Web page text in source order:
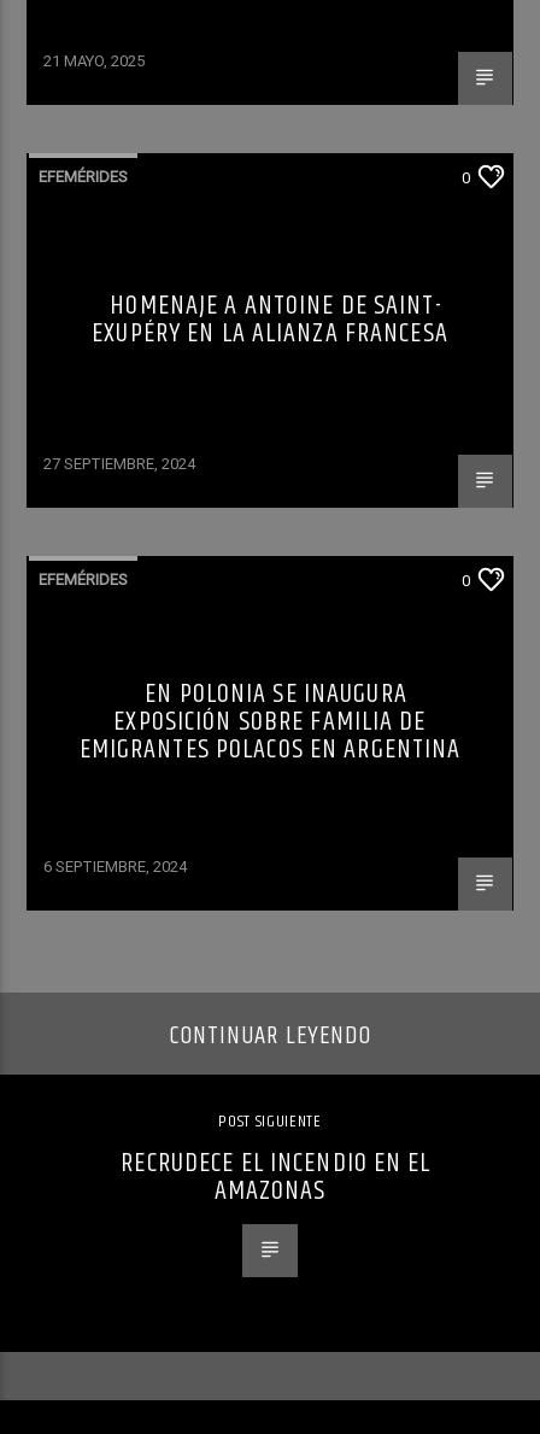
21 MAYO, 2025
EFEMÉRIDES 0
HOMENAJE A ANTOINE DE SAINT-
EXUPÉRY EN LA ALIANZA FRANCESA
27 SEPTIEMBRE, 2024
EFEMÉRIDES 0
EN POLONIA SE INAUGURA
EXPOSICIÓN SOBRE FAMILIA DE
EMIGRANTES POLACOS EN ARGENTINA
6 SEPTIEMBRE, 2024
CONTINUAR LEYENDO
POST SIGUIENTE
RECRUDECE EL INCENDIO EN EL
AMAZONAS